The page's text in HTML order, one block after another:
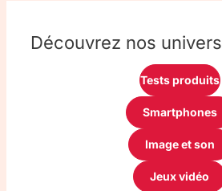
Découvrez nos univers
Tests produits
Smartphones
Image et son
Jeux vidéo